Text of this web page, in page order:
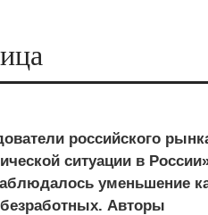
российского
ситуации в
уменьшение
Авторы